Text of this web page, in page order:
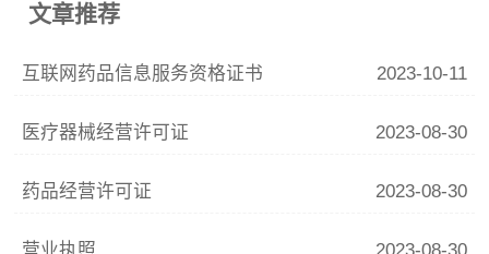
文章推荐
互联网药品信息服务资格证书 2023-10-11
医疗器械经营许可证 2023-08-30
药品经营许可证 2023-08-30